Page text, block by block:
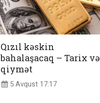
Qızıl kəskin
bahalaşacaq – Tarix və
qiymət
5 Avqust 17:17